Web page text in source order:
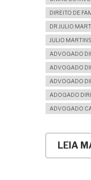
DIREITO DE
DR JULIO
JULIO
ADVOGADO
ADVOGADO
ADVOGADO
ADOGADO
ADVOGADO
LEIA